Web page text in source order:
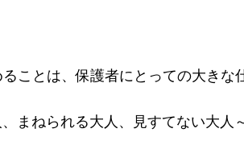
ことは、保護者にとっての大きな
ねられる大人、見すてない大人